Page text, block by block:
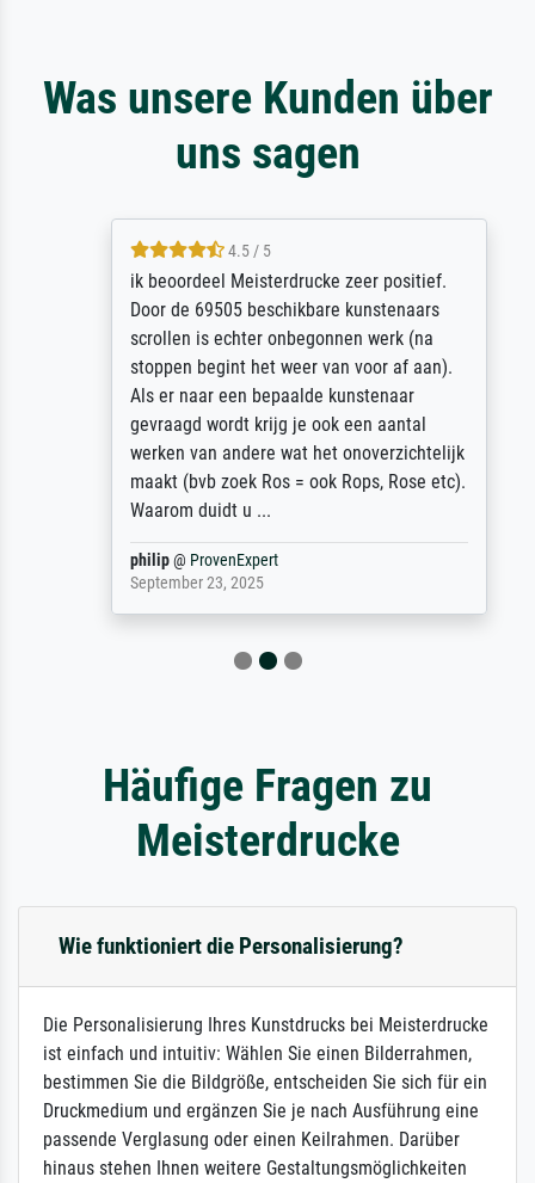
Was unsere Kunden über
uns sagen
4.5 / 5
ik beoordeel Meisterdrucke zeer positief.
Door de 69505 beschikbare kunstenaars
scrollen is echter onbegonnen werk (na
stoppen begint het weer van voor af aan).
Als er naar een bepaalde kunstenaar
gevraagd wordt krijg je ook een aantal
werken van andere wat het onoverzichtelijk
maakt (bvb zoek Ros = ook Rops, Rose etc).
Waarom duidt u ...
philip@ProvenExpert
September 23, 2025
Häufige Fragen zu
Meisterdrucke
Wie funktioniert die Personalisierung?
Die Personalisierung Ihres Kunstdrucks bei Meisterdrucke
ist einfach und intuitiv: Wählen Sie einen Bilderrahmen,
bestimmen Sie die Bildgröße, entscheiden Sie sich für ein
Druckmedium und ergänzen Sie je nach Ausführung eine
passende Verglasung oder einen Keilrahmen. Darüber
hinaus stehen Ihnen weitere Gestaltungsmöglichkeiten